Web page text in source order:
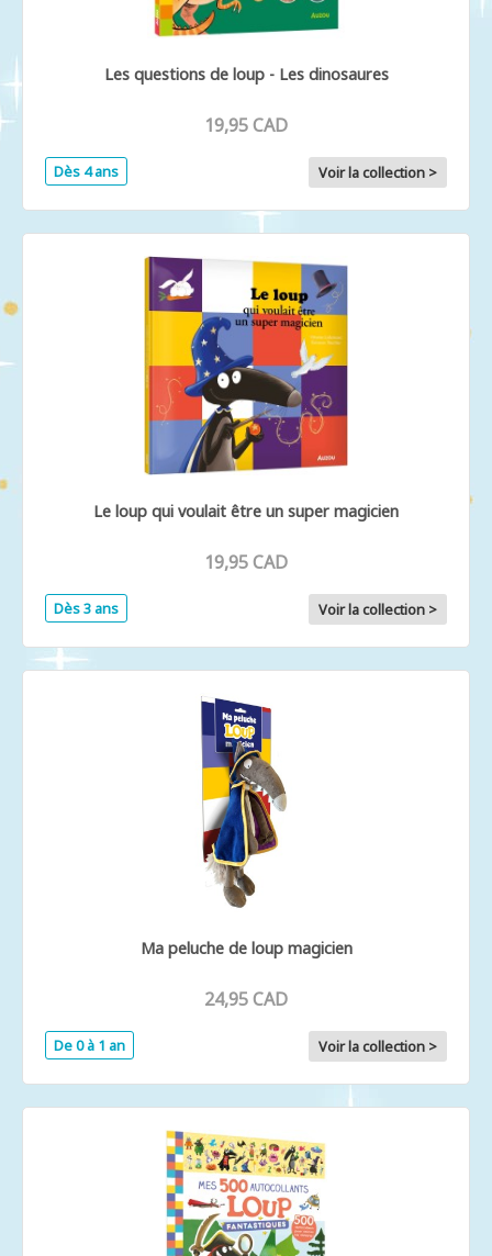
Les questions de loup - Les dinosaures
19,95 CAD
Dès 4 ans Voir la collection >
Le loup qui voulait être un super magicien
19,95 CAD
Dès 3 ans Voir la collection >
Ma peluche de loup magicien
24,95 CAD
De 0 à 1 an Voir la collection >